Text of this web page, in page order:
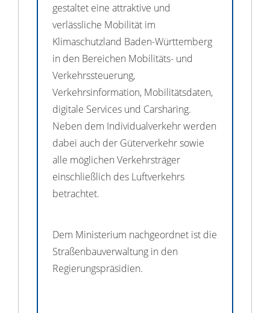
gestaltet eine attraktive und
verlässliche Mobilität im
Klimaschutzland Baden-Württemberg
in den Bereichen Mobilitäts- und
Verkehrssteuerung,
Verkehrsinformation, Mobilitätsdaten,
digitale Services und Carsharing.
Neben dem Individualverkehr werden
dabei auch der Güterverkehr sowie
alle möglichen Verkehrsträger
einschließlich des Luftverkehrs
betrachtet.
Dem Ministerium nachgeordnet ist die
Straßenbauverwaltung in den
Regierungspräsidien.